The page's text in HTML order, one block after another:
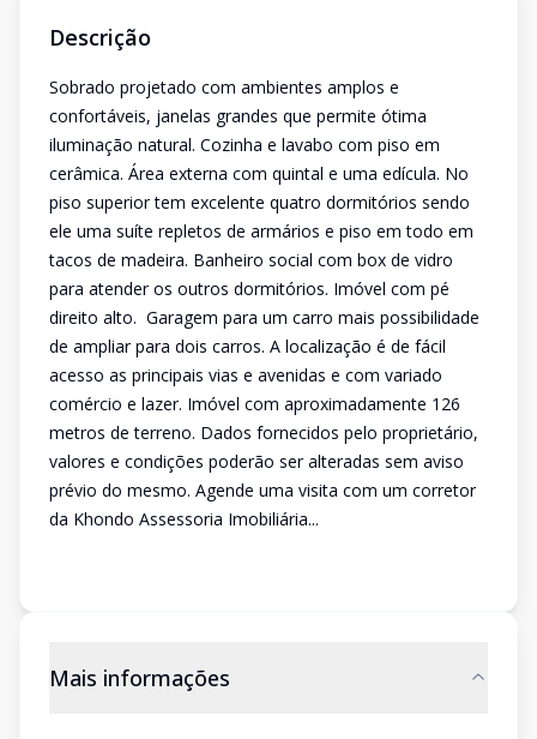
Descrição
Sobrado projetado com ambientes amplos e
confortáveis, janelas grandes que permite ótima
iluminação natural. Cozinha e lavabo com piso em
cerâmica. Área externa com quintal e uma edícula. No
piso superior tem excelente quatro dormitórios sendo
ele uma suíte repletos de armários e piso em todo em
tacos de madeira. Banheiro social com box de vidro
para atender os outros dormitórios. Imóvel com pé
direito alto. Garagem para um carro mais possibilidade
de ampliar para dois carros. A localização é de fácil
acesso as principais vias e avenidas e com variado
comércio e lazer. Imóvel com aproximadamente 126
metros de terreno. Dados fornecidos pelo proprietário,
valores e condições poderão ser alteradas sem aviso
prévio do mesmo. Agende uma visita com um corretor
da Khondo Assessoria Imobiliária...
Mais informações